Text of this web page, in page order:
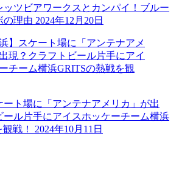
ッツビアワークスとカンパイ！ブルー
の理由 2024年12月20日
ート場に「アンテナアメリカ」が出
ール片手にアイスホッケーチーム横浜
戦！
2024年10月11日